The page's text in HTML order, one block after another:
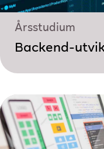
Årsstudium
Backend-